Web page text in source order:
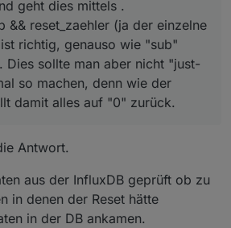
auf einem älteren PI.
aber auch einfach von außerhalb
doch immer und ich habe nichts
Nachbar hat eine neue Wärmepumpe
irgendwas um Mitternacht und stört für
die 868MHz Funkverbindung Mast -->
geht dies mittels .
&& reset_zaehler (ja der einzelne
richtig, genauso wie "sub"
Dies sollte man aber nicht "just-
so machen, denn wie der
damit alles auf "0" zurück.
Antwort.
aus der InfluxDB geprüft ob zu
in denen der Reset hätte
in der DB ankamen.